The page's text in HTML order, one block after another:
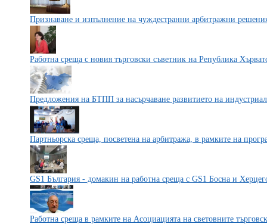
Признаване и изпълнение на чуждестранни арбитражни
Работна среща с новия търговски съветник на Република
Предложения на БТПП за насърчаване развитието на
Партньорска среща, посветена на арбитража, в рамките на
GS1 България - домакин на работна среща с GS1 Босна и
Работна среща в рамките на Асоциацията на световните